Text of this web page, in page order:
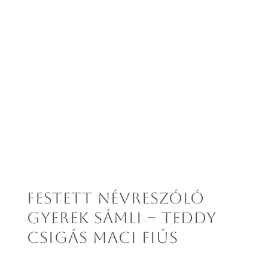
Festett névreszóló
gyerek sámli – Teddy
csigás maci fiús